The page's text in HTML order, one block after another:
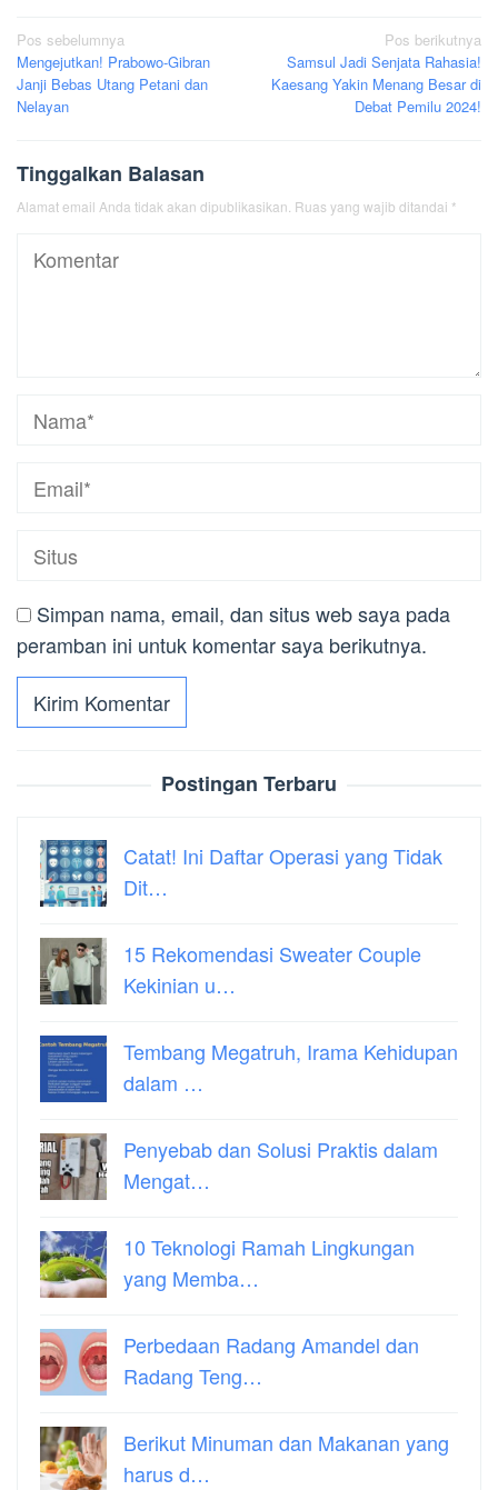
Navigasi
pos
Pos sebelumnya
Mengejutkan! Prabowo-Gibran
Janji Bebas Utang Petani dan
Nelayan
Pos berikutnya
Samsul Jadi Senjata Rahasia!
Kaesang Yakin Menang Besar di
Debat Pemilu 2024!
Tinggalkan Balasan
Alamat email Anda tidak akan dipublikasikan. Ruas yang wajib ditandai *
Simpan nama, email, dan situs web saya pada
peramban ini untuk komentar saya berikutnya.
Postingan Terbaru
Catat! Ini Daftar Operasi yang Tidak
Dit…
15 Rekomendasi Sweater Couple
Kekinian u…
Tembang Megatruh, Irama Kehidupan
dalam …
Penyebab dan Solusi Praktis dalam
Mengat…
10 Teknologi Ramah Lingkungan
yang Memba…
Perbedaan Radang Amandel dan
Radang Teng…
Berikut Minuman dan Makanan yang
harus d…